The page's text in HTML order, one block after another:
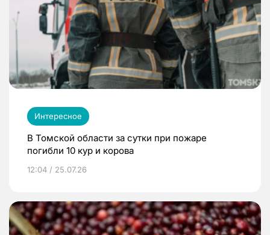
Интересное
В Томской области за сутки при пожаре
погибли 10 кур и корова
12:04 / 25.07.26